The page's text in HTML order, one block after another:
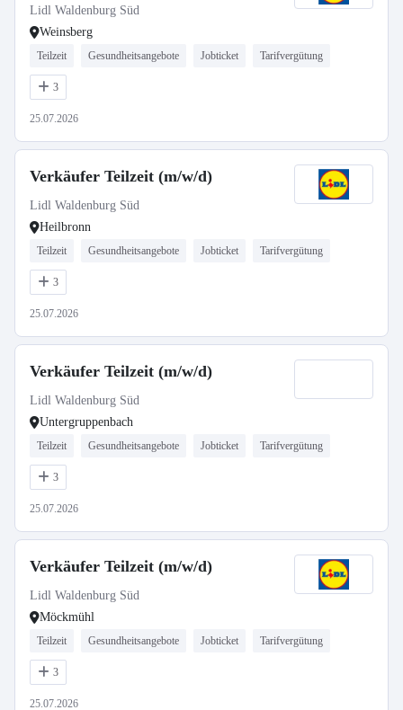
Lidl Waldenburg Süd
Weinsberg
Teilzeit Gesundheitsangebote Jobticket Tarifvergütung
3
25.07.2026
Verkäufer Teilzeit (m/w/d)
Lidl Waldenburg Süd
Heilbronn
Teilzeit Gesundheitsangebote Jobticket Tarifvergütung
3
25.07.2026
Verkäufer Teilzeit (m/w/d)
Lidl Waldenburg Süd
Untergruppenbach
Teilzeit Gesundheitsangebote Jobticket Tarifvergütung
3
25.07.2026
Verkäufer Teilzeit (m/w/d)
Lidl Waldenburg Süd
Möckmühl
Teilzeit Gesundheitsangebote Jobticket Tarifvergütung
3
25.07.2026